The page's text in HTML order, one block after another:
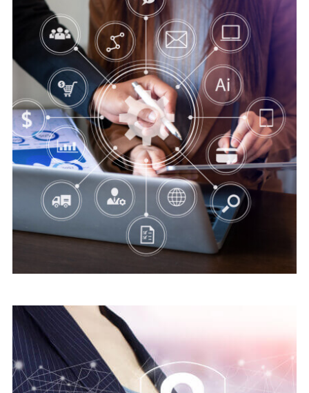
Digital security
Save Online Date
Digital security
Save Online Date